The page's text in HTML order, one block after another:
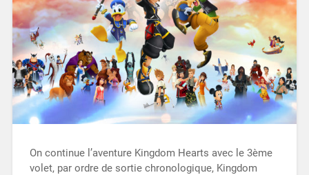
On continue l’aventure Kingdom Hearts avec le 3ème
volet, par ordre de sortie chronologique, Kingdom